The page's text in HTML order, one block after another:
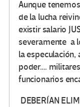
Aunque
de la lucha
existir salario
severamente a
la
poder….
funcionarios
DEBERÍAN